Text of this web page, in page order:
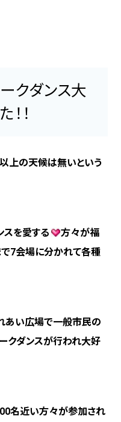
クダンス大
！
上の天候は無いという
スを愛する
方々が福
7会場に分かれて各種
あい広場で一般市民の
クダンスが行われ大好
名近い方々が参加され